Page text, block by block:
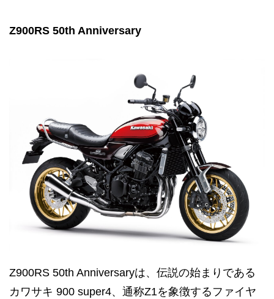
Z900RS 50th Anniversary
Z900RS 50th Anniversaryは、伝説の始まりである
カワサキ 900 super4、通称Z1を象徴するファイヤ